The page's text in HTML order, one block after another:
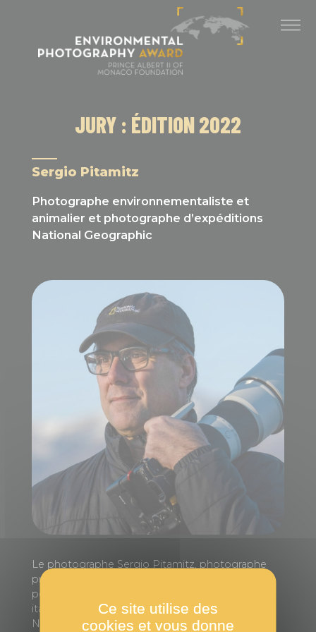
DERNIÈRES ÉDITIONS
ÉDITION 2022
ÉDITION 2021
JURY : ÉDITION 2022
Sergio Pitamitz
Photographe environnementaliste et
animalier et photographe d’expéditions
National Geographic
Le photographe Sergio Pitamitz, photographe
primé de la vie sauvage et de la conservation,
possède la double nationalité française et
italienne. Il est photographe contractuel de
National Geographic pour National Geographic
Ce site utilise des
cookies et vous donne